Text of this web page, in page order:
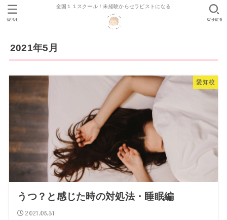
全国１１スクール！未経験からセラピストになる
SEARCH
MENU
2021年5月
愛知校
うつ？と感じた時の対処法・睡眠編
2021.05.31